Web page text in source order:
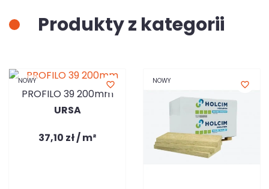
Produkty z kategorii
NOWY favorite_border
PROFILO 39 200mm
URSA
37,10 zł / m²
NOWY favorite_border